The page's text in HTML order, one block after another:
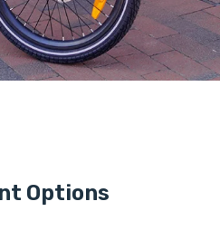
Options